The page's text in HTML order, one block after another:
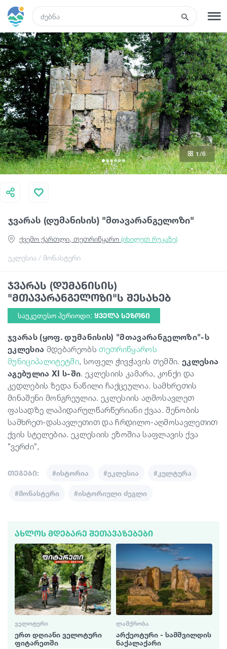
რეგისტრაცია შესვლა
ტურები
სასტუმროები
ტრანსპორტი
რა ვნახოთ
გიდები
საქართველო
ჯვარას (დუმანისის) "მთავარანგელოზი"
ეკლესია / მონასტერი
ქვემო ქართლი, თეთრიწყარო (იხილეთ რუკაზე)
1/6
ჯვარას (დუმანისის)
"მთავარანგელოზი"ს შესახებ
საუკეთესო პერიოდი: ᲧᲕᲔᲚᲐ ᲡᲔᲖᲝᲜᲘ
ჯვარას (ყოფ. დუმანისის) "მთავარანგელოზი"-ს
ეკლესია მდებარეობსთეთრიწყაროს
მუნიციპალიტეტში, სოფელ ჭივჭავის თემში. ეკლესია
აგებულია XI ს-ში. ეკლესიის კამარა, კონქი და
კედლების ზედა ნაწილი ჩაქცეულია. სამხრეთის
მინაშენი მონგრეულია. ეკლესიის აღმოსავლეთ
ფასადზე ლაპიდარულწარწერიანი ქვაა. შენობის
სამხრეთ-დასავლეთით და ჩრდილო-აღმოსავლეთით
ქვის სტელებია. ეკლესიის ეზოშია საფლავის ქვა
"ვერძი",
თეგები: #ისტორია #ეკლესია #კულტურა
#მონასტერი #ისტორიული ძეგლი
ᲐᲮᲚᲝᲡ ᲛᲓᲔᲑᲐᲠᲔ ᲨᲔᲗᲐᲕᲐᲖᲔᲑᲔᲑᲘ
ᲕᲔᲚᲝᲢᲣᲠᲘ
ერთ დღიანი ველოტური
ფიტარეთში
ᲚᲐᲨᲥᲠᲝᲑᲐ
არქეოტური - სამშვილდის
ნაქალაქარი